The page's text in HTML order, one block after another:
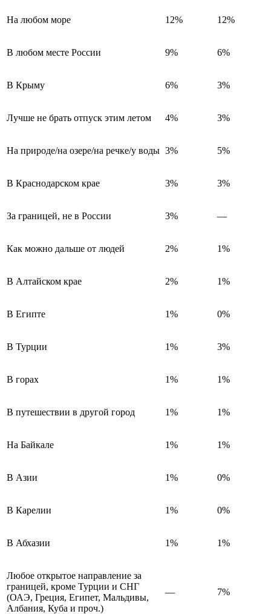
На любом море 12% 12%
В любом месте России 9% 6%
В Крыму 6% 3%
Лучше не брать отпуск этим летом 4% 3%
На природе/на озере/на речке/у воды 3% 5%
В Краснодарском крае 3% 3%
За границей, не в России 3% —
Как можно дальше от людей 2% 1%
В Алтайском крае 2% 1%
В Египте 1% 0%
В Турции 1% 3%
В горах 1% 1%
В путешествии в другой город 1% 1%
На Байкале 1% 1%
В Азии 1% 0%
В Карелии 1% 0%
В Абхазии 1% 1%
Любое открытое направление за
границей, кроме Турции и СНГ
(ОАЭ, Греция, Египет, Мальдивы,
Албания, Куба и проч.)
— 7%